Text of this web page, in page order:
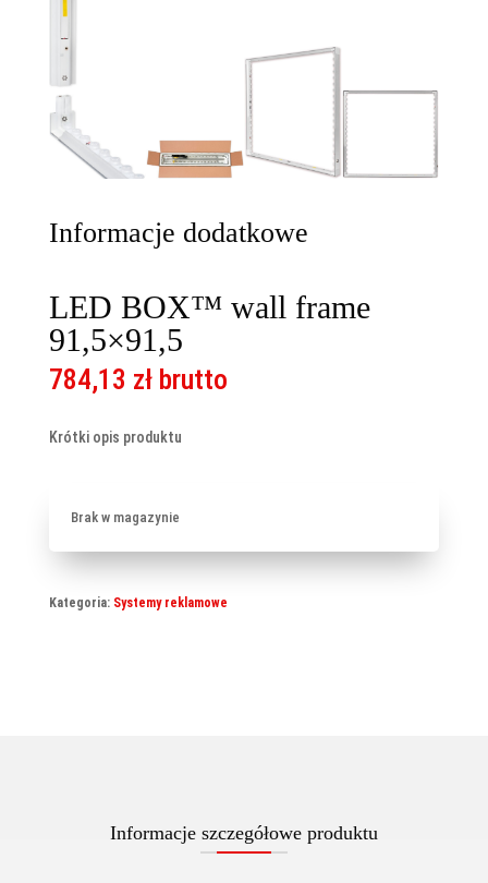
Informacje dodatkowe
LED BOX™ wall frame
91,5×91,5
784,13 zł brutto
Krótki opis produktu
Brak w magazynie
Kategoria: Systemy reklamowe
Informacje szczegółowe produktu